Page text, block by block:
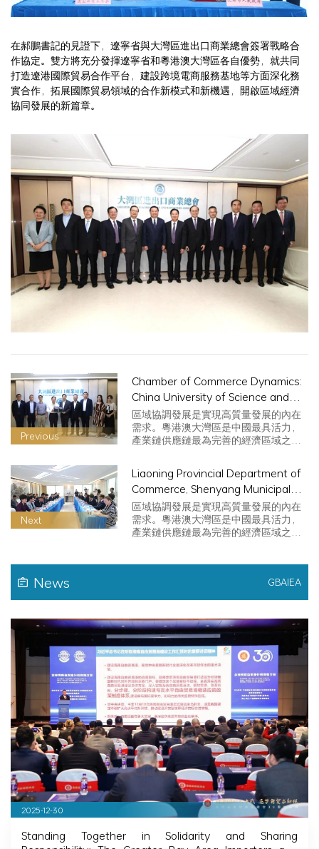
在郝鵬書記的見證下，遼寧省與大灣區進出口商業總會簽署戰略合
作協定。雙方將充分發揮遼寧省和粵港澳大灣區各自優勢，就共同
打造遼港國際貿易合作平台，建設跨境電商服務基地等方面深化務
實合作，拓展國際貿易領域的合作新模式和新機遇，開啟區域經濟
協同發展的新篇章。
Previous
Chamber of Commerce Dynamics:
China University of Science and
Technology Delegation Visits to
Discuss Scientific and
Technological Innovation and
Cooperation
區域協調發展是實現高質量發展的內在
需求。粵港澳大灣區是中國最具活力，
產業鏈供應鏈最為完善的經濟區域之
Next
Liaoning Provincial Department of
Commerce, Shenyang Municipal
People's Government and Greater
Bay Area Import and Export
Business Association signed a
to build a platform for international
trade cooperation between
Liaoning and Hong Kong
區域協調發展是實現高質量發展的內在
需求。粵港澳大灣區是中國最具活力，
產業鏈供應鏈最為完善的經濟區域之
News GBAIEA
2025-12-30
Standing Together in Solidarity and Sharing